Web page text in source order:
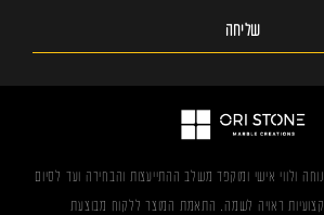
שליחה
ולווי אישי ומוקפד משלב ההתייעצות והבחירה ועד לסיום
ראויה לשמה. התאמת המוצר ללקוח מבוצעת